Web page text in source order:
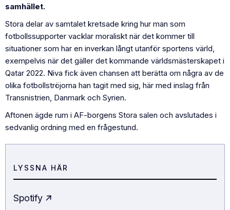
samhället.
Stora delar av samtalet kretsade kring hur man som
fotbollssupporter vacklar moraliskt när det kommer till
situationer som har en inverkan långt utanför sportens värld,
exempelvis när det gäller det kommande världsmästerskapet i
Qatar 2022. Niva fick även chansen att berätta om några av de
olika fotbollströjorna han tagit med sig, här med inslag från
Transnistrien, Danmark och Syrien.
Aftonen ägde rum i AF-borgens Stora salen och avslutades i
sedvanlig ordning med en frågestund.
LYSSNA HÄR
Spotify